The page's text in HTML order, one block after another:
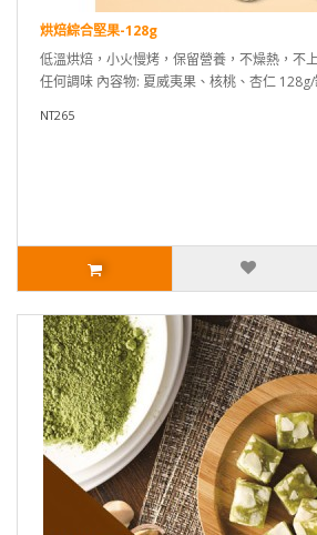
烘焙綜合堅果-128g
低溫烘焙，小火慢烤，保留營養，不燥熱，不
任何調味 內容物: 夏威夷果、核桃、杏仁 128g/
NT265